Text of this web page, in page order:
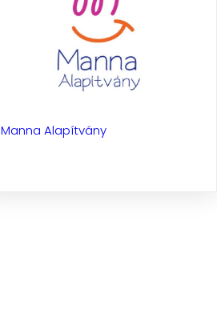
Manna Alapítvány